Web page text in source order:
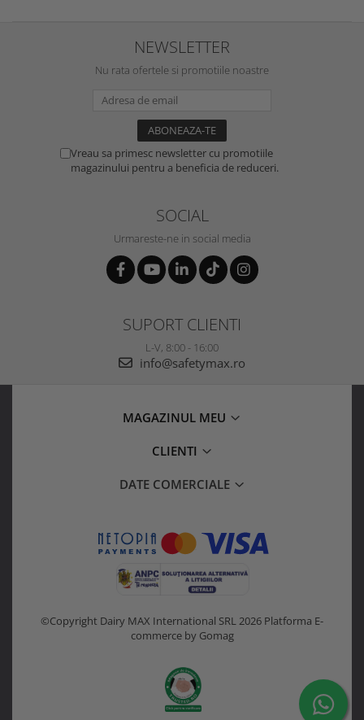
NEWSLETTER
Nu rata ofertele si promotiile noastre
Vreau sa primesc newsletter cu promotiile
magazinului pentru a beneficia de reduceri.
SOCIAL
Urmareste-ne in social media
SUPORT CLIENTI
L-V, 8:00 - 16:00
info@safetymax.ro
MAGAZINUL MEU
CLIENTI
DATE COMERCIALE
©Copyright Dairy MAX International SRL 2026 Platforma E-
commerce by Gomag